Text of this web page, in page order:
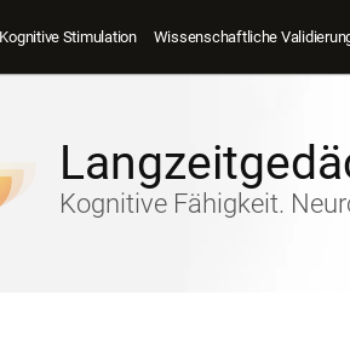
Kognitive Stimulation Wissenschaftliche
Kognitive Fähigkeit.